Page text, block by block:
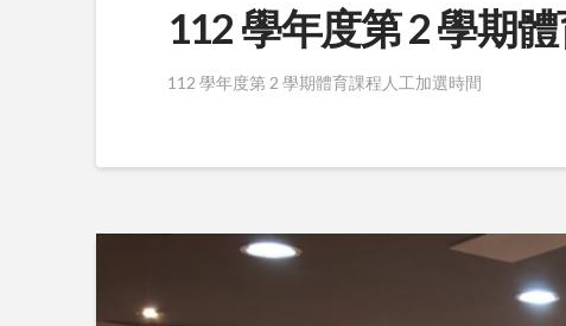
112 學年度第 2 學期
112 學年度第 2 學期體育課程人工加選時間